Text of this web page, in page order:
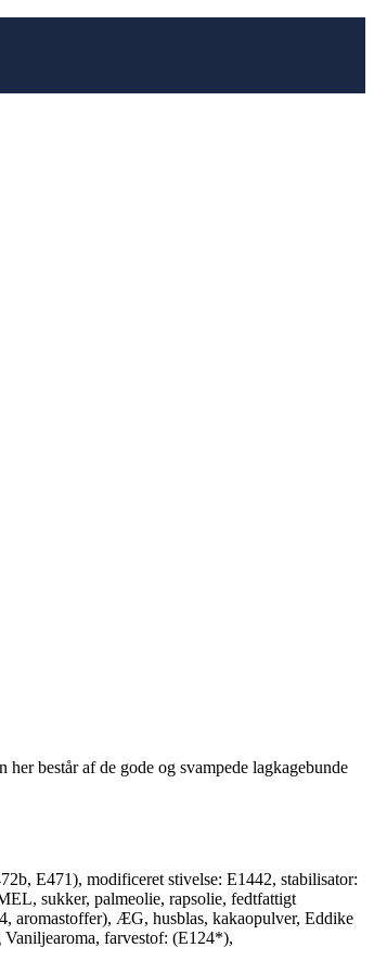
består af de gode og svampede lagkagebunde
E471), modificeret stivelse: E1442, stabilisator:
sukker, palmeolie, rapsolie, fedtfattigt
aromastoffer), ÆG, husblas, kakaopulver, Eddike
farvestof: (E124*),